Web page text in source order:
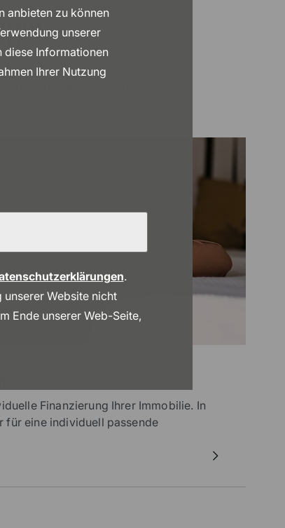
anbieten zu können
unserer
diese Informationen
Ihrer Nutzung
.
Website nicht
Ende unserer Web-Seite,
wie kein anderer.
und Sie von Anfang
Finanzierung Ihrer Immobilie. In
für eine individuell passende